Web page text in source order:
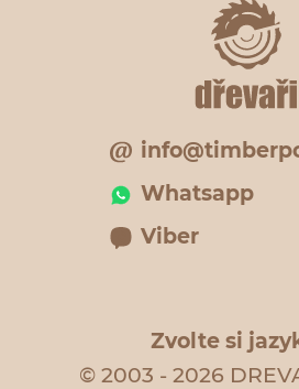
Whatsapp
Viber
Zvolte si
© 2003 - 2026